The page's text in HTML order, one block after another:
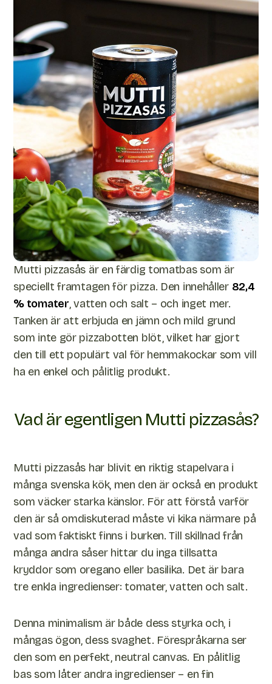
Mutti pizzasås är en färdig tomatbas som är
speciellt framtagen för pizza. Den innehåller 82,4
% tomater, vatten och salt – och inget mer.
Tanken är att erbjuda en jämn och mild grund
som inte gör pizzabotten blöt, vilket har gjort
den till ett populärt val för hemmakockar som vill
ha en enkel och pålitlig produkt.
Vad är egentligen Mutti pizzasås?
Mutti pizzasås har blivit en riktig stapelvara i
många svenska kök, men den är också en produkt
som väcker starka känslor. För att förstå varför
den är så omdiskuterad måste vi kika närmare på
vad som faktiskt finns i burken. Till skillnad från
många andra såser hittar du inga tillsatta
kryddor som oregano eller basilika. Det är bara
tre enkla ingredienser: tomater, vatten och salt.
Denna minimalism är både dess styrka och, i
mångas ögon, dess svaghet. Förespråkarna ser
den som en perfekt, neutral canvas. En pålitlig
bas som låter andra ingredienser – en fin